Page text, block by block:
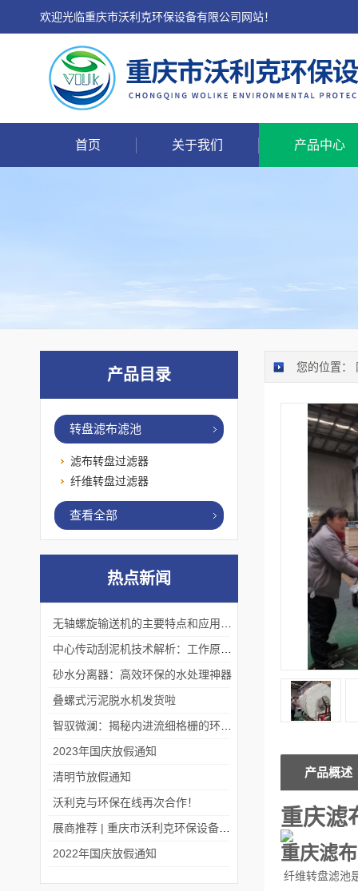
欢迎光临重庆市沃利克环保设备有限公司网站！
首页 关于我们 产品中心
您的位置：
产品概述
重庆滤
重庆滤
纤维转盘滤池
产品目录
转盘滤布滤池
滤布转盘过滤器
纤维转盘过滤器
查看全部
热点新闻
砂水分离器：高效环保的水处理神器
叠螺式污泥脱水机发货啦
2023年国庆放假通知
清明节放假通知
沃利克与环保在线再次合作！
2022年国庆放假通知